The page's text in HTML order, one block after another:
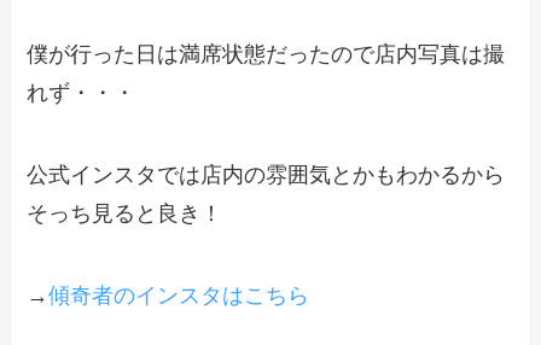
僕が行った日は満席状態だったので店内写真は撮
れず・・・
公式インスタでは店内の雰囲気とかもわかるから
そっち見ると良き！
→傾奇者のインスタはこちら